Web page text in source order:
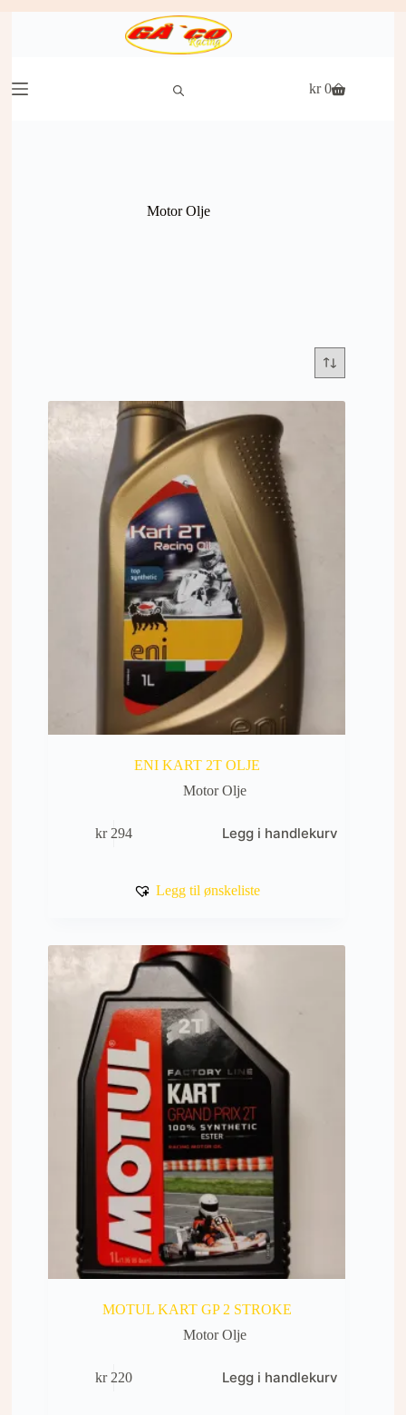
Handlekurv
kr0
Motor Olje
ENI KART 2T OLJE
Motor Olje
kr294 Legg i handlekurv
Legg til ønskeliste
MOTUL KART GP 2 STROKE
Motor Olje
kr220 Legg i handlekurv